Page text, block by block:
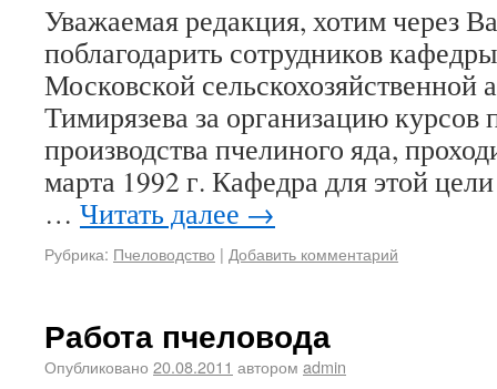
Уважаемая редакция, хотим через
поблагодарить сотрудников
Московской
Тимирязева за организацию курсов
производства пчелиного яда,
марта 1992 г. Кафедра для этой
… Читать далее →
Рубрика: Пчеловодство | Добавить комментарий
Работа пчеловода
Опубликовано 20.08.2011 автором admin